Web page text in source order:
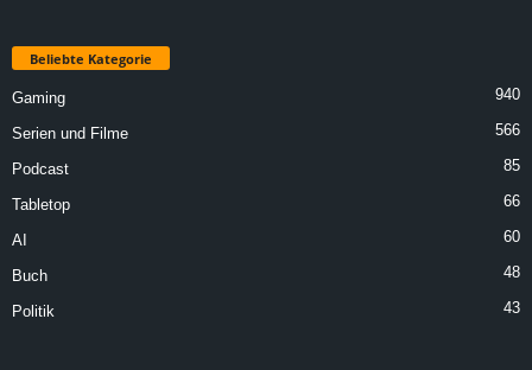
Beliebte Kategorie
Gaming 940
Serien und Filme 566
Podcast 85
Tabletop 66
AI 60
Buch 48
Politik 43